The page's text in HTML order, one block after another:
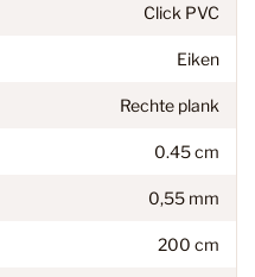
Click PVC
Eiken
Rechte plank
0.45 cm
0,55 mm
200 cm